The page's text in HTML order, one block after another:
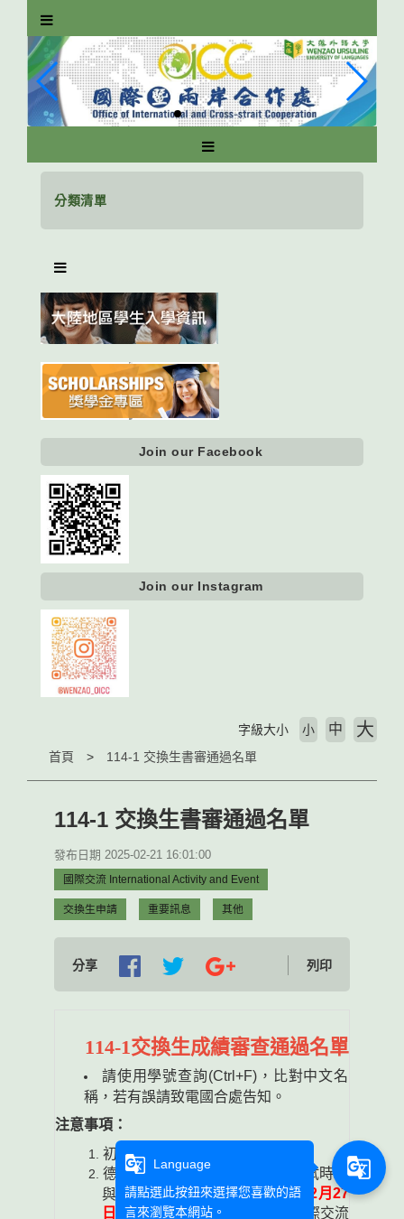
分類清單
Join our Facebook
Join our Instagram
首頁 114-1 交換生書審通過名單
字級大小 小 中 大
114-1 交換生書審通過名單
發布日期 2025-02-21 16:01:00
國際交流 International Activity and Event
交換生申請 重要訊息 其他
分享 列印
114-1交換生成績審查通過名單
請使用學號查詢(Ctrl+F)，比對中文名
稱，若有誤請致電國合處告知。
注意事項：
初審通過順序非依照成績。
德語組 &華語暨東南亞語組的面試時間
與地點已公布；剩餘語組預計於 2月 27
日
17點前公告，請注意國合處國際交流
g_translate
Language
請點選此按鈕來選擇您喜歡的語
言來瀏覽本網站。
g_translate